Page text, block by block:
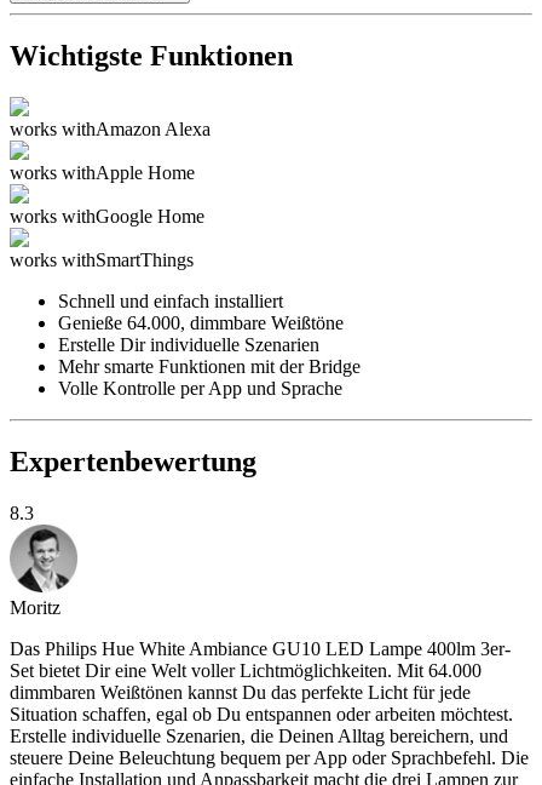
Wichtigste Funktionen
works withAmazon Alexa
works withApple Home
works withGoogle Home
works withSmartThings
Schnell und einfach installiert
Genieße 64.000, dimmbare Weißtöne
Erstelle Dir individuelle Szenarien
Mehr smarte Funktionen mit der Bridge
Volle Kontrolle per App und Sprache
Expertenbewertung
8.3
Moritz
Das Philips Hue White Ambiance GU10 LED Lampe 400lm 3er-
Set bietet Dir eine Welt voller Lichtmöglichkeiten. Mit 64.000
dimmbaren Weißtönen kannst Du das perfekte Licht für jede
Situation schaffen, egal ob Du entspannen oder arbeiten möchtest.
Erstelle individuelle Szenarien, die Deinen Alltag bereichern, und
steuere Deine Beleuchtung bequem per App oder Sprachbefehl. Die
einfache Installation und Anpassbarkeit macht die drei Lampen zur